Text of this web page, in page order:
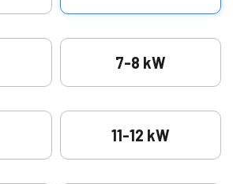
7-8 kW
11-12 kW